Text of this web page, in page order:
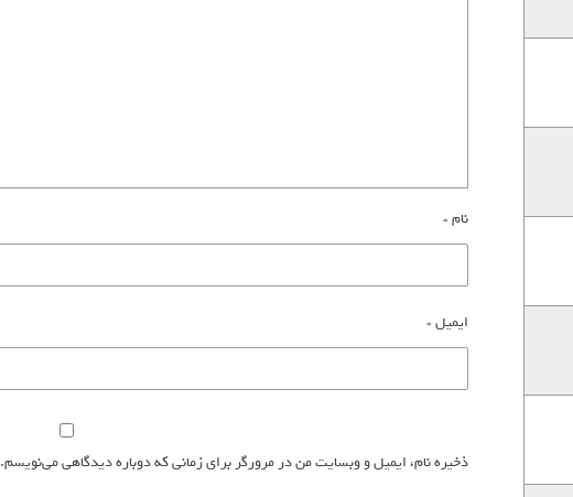
نام*
ایمیل*
ذخیره نام، ایمیل و وبسایت من در مرورگر برای زمانی که دوباره دیدگاهی می‌نویسم.